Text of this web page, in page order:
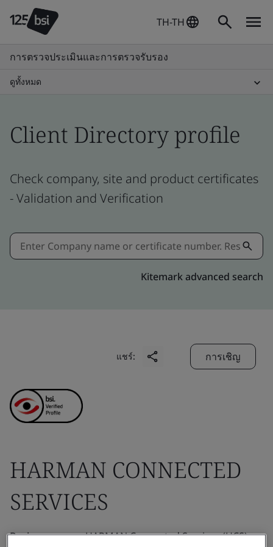
TH-TH
การตรวจประเมินและการตรวจรับรอง
ดูทั้งหมด
Client Directory profile
Check company, site and product certificates
- Validation and Verification
Kitemark advanced search
แชร์: การเชิญ
HARMAN CONNECTED
SERVICES
Business scope:HARMAN Connected Services (HCS), a